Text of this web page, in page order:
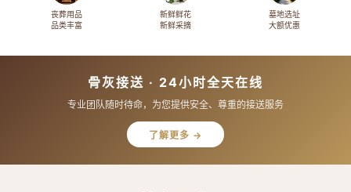
丧葬用品
品类丰富
新鲜鲜花
新鲜采摘
墓地选址
大额优惠
骨灰接送 · 24小时全天在线
专业团队随时待命，为您提供安全、尊重的接送服务
了解更多 →